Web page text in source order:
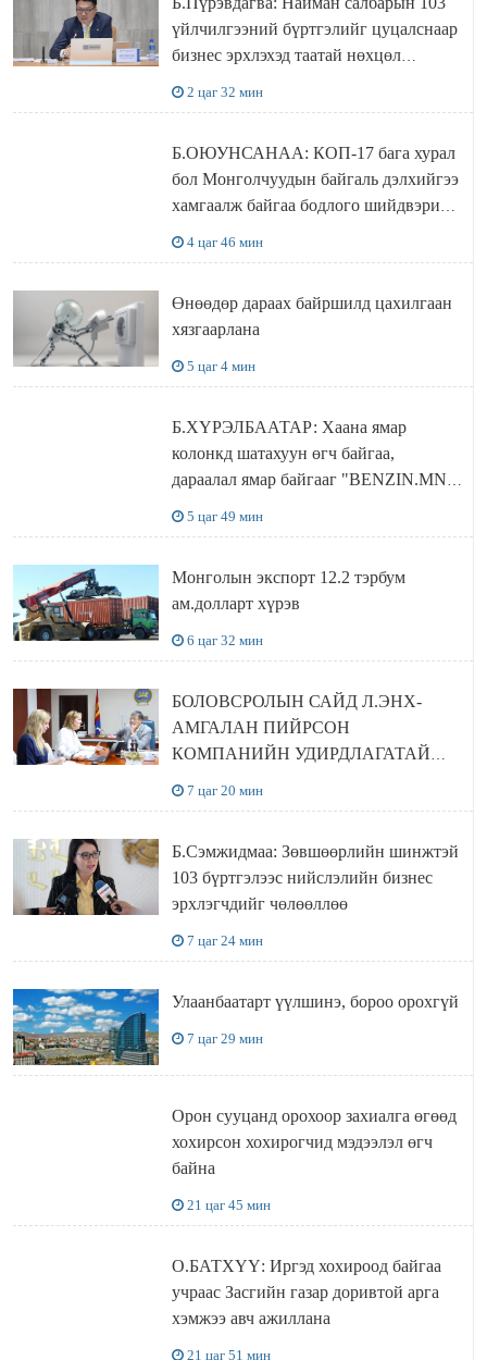
үйлчилгээний бүртгэлийг цуцалснаар
бизнес эрхлэхэд таатай нөхцөл
2 цаг 32 мин
Б.ОЮУНСАНАА: КОП-17 бага хурал
бол Монголчуудын байгаль дэлхийгээ
хамгаалж байгаа бодлого шийдвэрийг
4 цаг 46 мин
Өнөөдөр дараах байршилд цахилгаан
хязгаарлана
5 цаг 4 мин
Б.ХҮРЭЛБААТАР: Хаана ямар
колонкд шатахуун өгч байгаа,
дараалал ямар байгааг "BENZIN.MN”
5 цаг 49 мин
Монголын экспорт 12.2 тэрбум
ам.долларт хүрэв
6 цаг 32 мин
БОЛОВСРОЛЫН САЙД Л.ЭНХ-
АМГАЛАН ПИЙРСОН
КОМПАНИЙН УДИРДЛАГАТАЙ
7 цаг 20 мин
Б.Сэмжидмаа: Зөвшөөрлийн шинжтэй
103 бүртгэлээс нийслэлийн бизнес
эрхлэгчдийг чөлөөллөө
7 цаг 24 мин
Улаанбаатарт үүлшинэ, бороо орохгүй
7 цаг 29 мин
Орон сууцанд орохоор захиалга өгөөд
хохирсон хохирогчид мэдээлэл өгч
байна
21 цаг 45 мин
О.БАТХҮҮ: Иргэд хохироод байгаа
учраас Засгийн газар доривтой арга
хэмжээ авч ажиллана
21 цаг 51 мин